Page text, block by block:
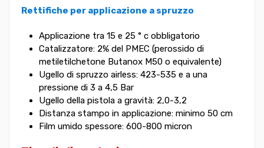
Rettifiche per applicazione a spruzzo
Applicazione tra 15 e 25 ° c obbligatorio
Catalizzatore: 2% del PMEC (perossido di
metiletilchetone Butanox M50 o equivalente)
Ugello di spruzzo airless: 423-535 e a una
pressione di 3 a 4,5 Bar
Ugello della pistola a gravità: 2,0-3,2
Distanza stampo in applicazione: minimo 50 cm
Film umido spessore: 600-800 micron